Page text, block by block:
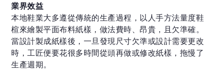
業界效益
本地鞋業大多遵從傳統的生產過程，以人手方法量度鞋
楦來繪製平面布料紙樣，做法費時、昂貴，且欠準確。
當設計製成紙樣後，一旦發現尺寸欠準或設計需要更改
時，工匠便要花很多時間從頭再做或修改紙樣，拖慢了
生產週期。